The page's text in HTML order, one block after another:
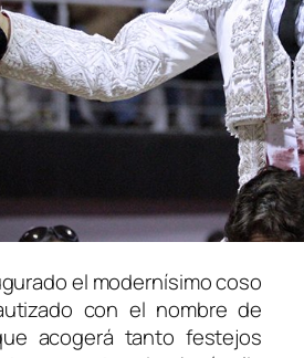
el modernísimo coso
con el nombre de
acogerá tanto festejos